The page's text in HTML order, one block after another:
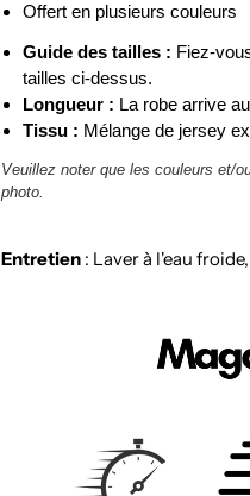
Offert en plusieurs couleurs
Guide des tailles : Fiez-
tailles ci-dessus.
Longueur : La robe arrive
Tissu : Mélange de jersey
Veuillez noter que les couleurs et/
photo.
Entretien: Laver à l'eau